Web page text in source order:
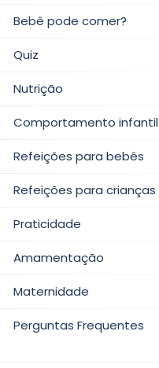
Bebê pode comer?
Quiz
Nutrição
Comportamento infantil
Refeições para bebês
Refeições para crianças
Praticidade
Amamentação
Maternidade
Perguntas Frequentes